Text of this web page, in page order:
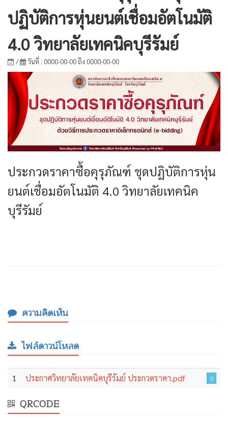
ปฏิบัติการหุ่นยนต์เชื่อมอัตโนมัติ
4.0 วิทยาลัยเทคนิคบุรีรัมย์
/ วันที่ : 0000-00-00 ถึง 0000-00-00
ประกวดราคาซื้อคุรุภัณฑ์ ชุดปฏิบัติการหุ่น
ยนต์เชื่อมอัตโนมัติ 4.0 วิทยาลัยเทคนิค
บุรีรัมย์
ความคิดเห็น
ไฟล์ดาวน์โหลด
1 ประกาศวิทยาลัยเทคนิคบุรีรัมย์ ประกวดราคา.pdf 0
QRCODE